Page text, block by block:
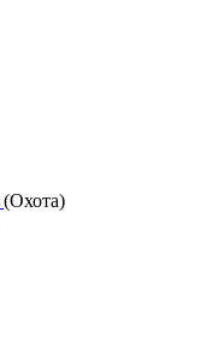
(Охота)